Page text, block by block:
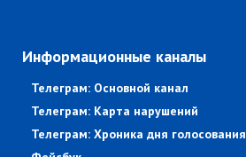
Информационные каналы
Телеграм: Основной канал
Телеграм: Карта нарушений
Телеграм: Хроника дня голосования